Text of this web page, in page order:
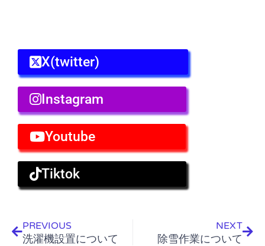
X(twitter)
Instagram
Youtube
Tiktok
PREVIOUS
洗濯機設置について
NEXT
除雪作業について